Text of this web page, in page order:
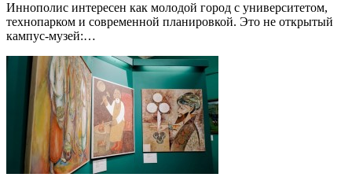
Иннополис интересен как молодой город с университетом,
технопарком и современной планировкой. Это не открытый
кампус-музей:…